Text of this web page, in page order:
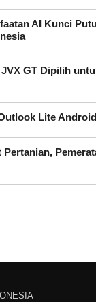
AI Kunci
GT Dipilih
Lite